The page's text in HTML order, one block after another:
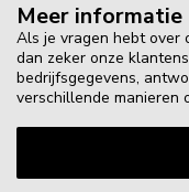
Meer informatie
Als je vragen hebt over
dan zeker onze
bedrijfsgegevens,
verschillende manieren